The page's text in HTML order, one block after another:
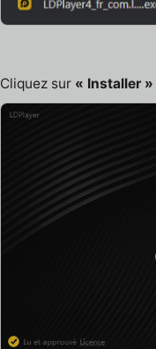
Cliquez sur « Installer »